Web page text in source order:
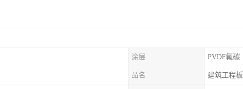
涂层 PVDF氟碳
品名 建筑工程板